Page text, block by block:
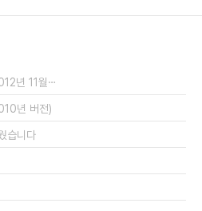
년 11월⋯
년 버전)
습니다